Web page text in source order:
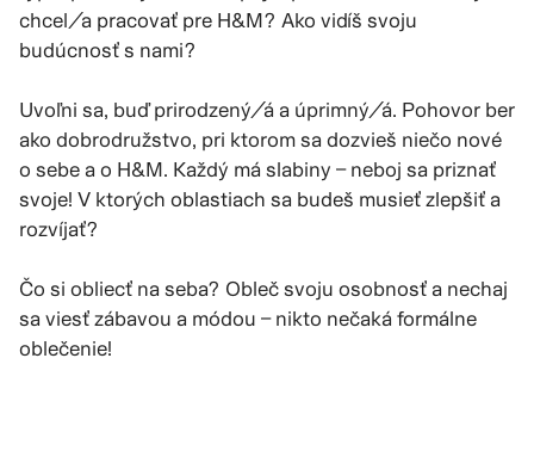
chcel/a pracovať pre H&M? Ako vidíš svoju
budúcnosť s nami?
Uvoľni sa, buď prirodzený/á a úprimný/á. Pohovor ber
ako dobrodružstvo, pri ktorom sa dozvieš niečo nové
o sebe a o H&M. Každý má slabiny – neboj sa priznať
svoje! V ktorých oblastiach sa budeš musieť zlepšiť a
rozvíjať?
Čo si obliecť na seba? Obleč svoju osobnosť a nechaj
sa viesť zábavou a módou – nikto nečaká formálne
oblečenie!